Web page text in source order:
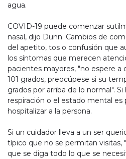
agua.
COVID-19 puede comenzar
nasal, dijo Dunn. Cambios de
del apetito, tos o confusión que
los síntomas que merecen
pacientes mayores, "no espere
101 grados, preocúpese si su
grados por arriba de lo normal".
respiración o el estado mental es
hospitalizar a la persona.
Si un cuidador lleva a un ser
típico que no se permitan visitas,
que se diga todo lo que se